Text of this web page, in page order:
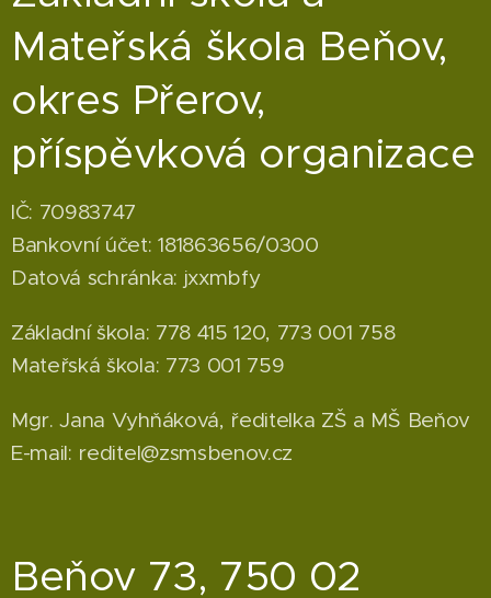
Mateřská škola Beňov,
okres Přerov,
příspěvková organizace
IČ: 70983747
Bankovní účet: 181863656/0300
Datová schránka: jxxmbfy
Základní škola: 778 415 120, 773 001 758
Mateřská škola: 773 001 759
Mgr. Jana Vyhňáková, ředitelka ZŠ a MŠ Beňov
E-mail: reditel@zsmsbenov.cz
Beňov 73, 750 02